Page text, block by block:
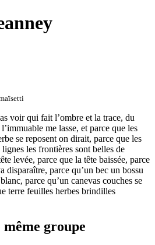
voir qui fait l’ombre et la trace, du
me lasse, et parce que les
se reposent on dirait, parce que les
les frontières sont belles de
levée, parce que la tête baissée, parce
disparaître, parce qu’un bec un bossu
parce qu’un canevas couches se
terre feuilles herbes brindilles
groupe